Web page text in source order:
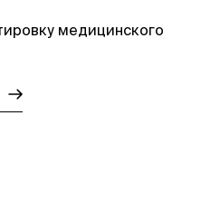
медицинского